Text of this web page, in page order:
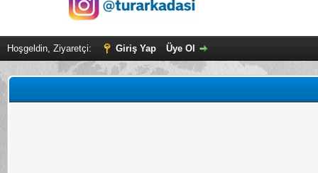
Hoşgeldin, Ziyaretçi: Giriş Yap Üye Ol